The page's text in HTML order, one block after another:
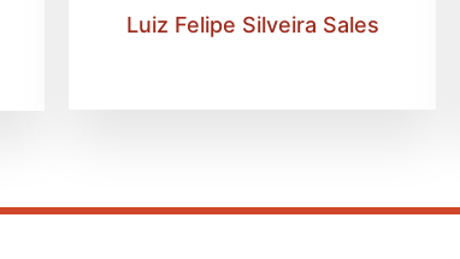
Luiz Felipe Silveira Sales